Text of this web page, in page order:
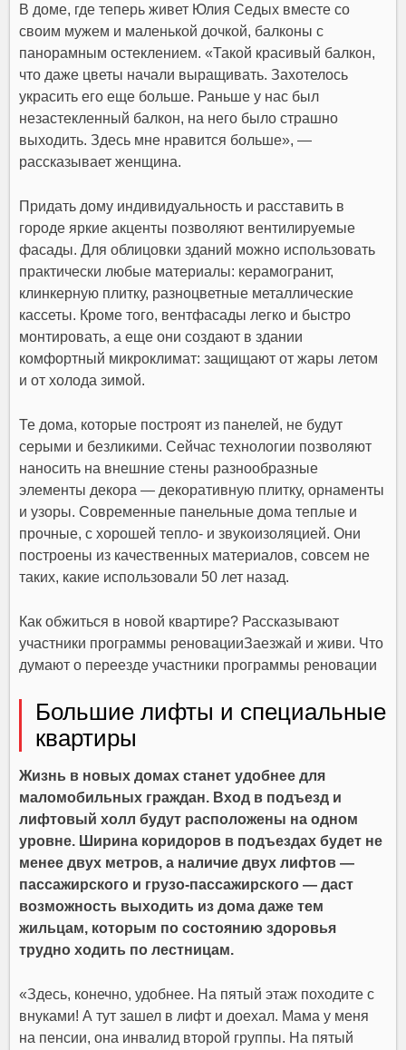
В доме, где теперь живет Юлия Седых вместе со
своим мужем и маленькой дочкой, балконы с
панорамным остеклением. «Такой красивый балкон,
что даже цветы начали выращивать. Захотелось
украсить его еще больше. Раньше у нас был
незастекленный балкон, на него было страшно
выходить. Здесь мне нравится больше», —
рассказывает женщина.
Придать дому индивидуальность и расставить в
городе яркие акценты позволяют вентилируемые
фасады. Для облицовки зданий можно использовать
практически любые материалы: керамогранит,
клинкерную плитку, разноцветные металлические
кассеты. Кроме того, вентфасады легко и быстро
монтировать, а еще они создают в здании
комфортный микроклимат: защищают от жары летом
и от холода зимой.
Те дома, которые построят из панелей, не будут
серыми и безликими. Сейчас технологии позволяют
наносить на внешние стены разнообразные
элементы декора — декоративную плитку, орнаменты
и узоры. Современные панельные дома теплые и
прочные, с хорошей тепло- и звукоизоляцией. Они
построены из качественных материалов, совсем не
таких, какие использовали 50 лет назад.
Как обжиться в новой квартире? Рассказывают
участники программы реновацииЗаезжай и живи. Что
думают о переезде участники программы реновации
Большие лифты и специальные
квартиры
Жизнь в новых домах станет удобнее для
маломобильных граждан. Вход в подъезд и
лифтовый холл будут расположены на одном
уровне. Ширина коридоров в подъездах будет не
менее двух метров, а наличие двух лифтов —
пассажирского и грузо-пассажирского — даст
возможность выходить из дома даже тем
жильцам, которым по состоянию здоровья
трудно ходить по лестницам.
«Здесь, конечно, удобнее. На пятый этаж походите с
внуками! А тут зашел в лифт и доехал. Мама у меня
на пенсии, она инвалид второй группы. На пятый